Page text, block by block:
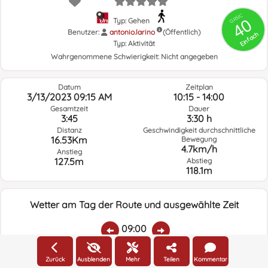
GRSIC
40
Einfach
Typ: Gehen
Benutzer:
antonio.larino
(Öffentlich)
Typ: Aktivität
Wahrgenommene Schwierigkeit: Nicht angegeben
Datum
3/13/2023 09:15 AM
Gesamtzeit
3:45
Distanz
16.53Km
Anstieg
127.5m
Zeitplan
10:15 - 14:00
Dauer
3:30 h
Geschwindigkeit durchschnittliche
Bewegung
4.7km/h
Abstieg
118.1m
Wetter am Tag der Route und ausgewählte Zeit
09:00
Regen:
Durchschnittliche
Geschwindigkeit
Windrichtung
Zurück Ausblenden Mehr Teilen Kommentar